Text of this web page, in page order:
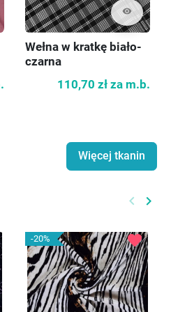
visibility
Wełna w kratkę biało-
czarna
110,70 zł za m.b.
Więcej tkanin
keyboard_arrow_left keyboard_arrow_right
-20% favorite